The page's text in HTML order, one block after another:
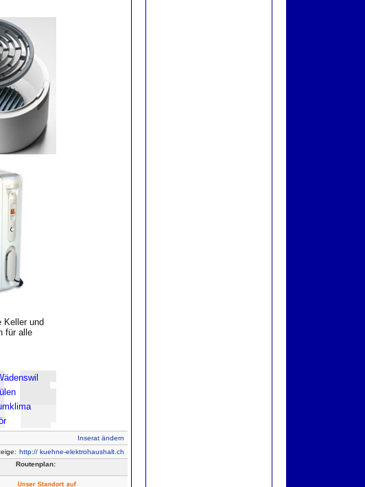
Keller und
für alle
Inserat ändern
http:// kuehne-elektrohaushalt.ch
Routenplan: